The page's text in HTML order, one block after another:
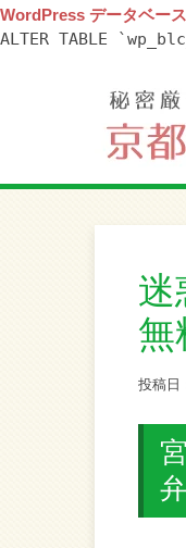
WordPress データベー
ALTER TABLE
迷
無
投稿